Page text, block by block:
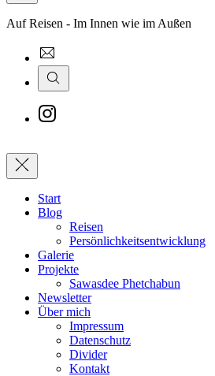
Bar
Navigation
Auf Reisen - Im Innen wie im Außen
Search
Schließen
Start
Blog
Reisen
Persönlichkeitsentwicklung
Galerie
Projekte
Sawasdee Phetchabun
Newsletter
Über mich
Impressum
Datenschutz
Divider
Kontakt